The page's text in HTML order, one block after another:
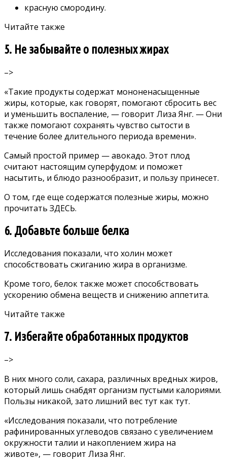
красную смородину.
Читайте также
5. Не забывайте о полезных жирах
–>
«Такие продукты содержат мононенасыщенные
жиры, которые, как говорят, помогают сбросить вес
и уменьшить воспаление, — говорит Лиза Янг. — Они
также помогают сохранять чувство сытости в
течение более длительного периода времени».
Самый простой пример —авокадо. Этот плод
считают настоящим суперфудом: и поможет
насытить, и блюдо разнообразит, и пользу принесет.
О том, где еще содержатся полезные жиры, можно
прочитать ЗДЕСЬ.
6. Добавьте больше белка
Исследования показали, что холин может
способствовать сжиганию жира в организме.
Кроме того, белок также может способствовать
ускорению обмена веществ и снижению аппетита.
Читайте также
7. Избегайте обработанных продуктов
–>
В них много соли, сахара, различных вредных жиров,
который лишь снабдят организм пустыми калориями.
Пользы никакой, зато лишний вес тут как тут.
«Исследования показали, что потребление
рафинированных углеводов связано с увеличением
окружности талии и накоплением жира на
животе», — говорит Лиза Янг.